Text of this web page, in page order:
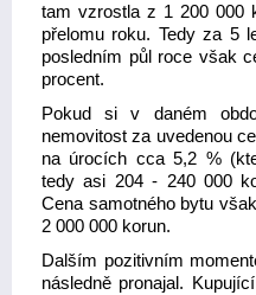
tam vzrostla z 1 200 000
přelomu roku. Tedy za 5
posledním půl roce však
procent.
Pokud si v daném
nemovitost za uvedenou
na úrocích cca 5,2 %
tedy asi 204 - 240 000
Cena samotného bytu
2 000 000 korun.
Dalším pozitivním
následně pronajal.